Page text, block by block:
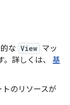
な View マッ
詳しくは、 基
トのリソースが